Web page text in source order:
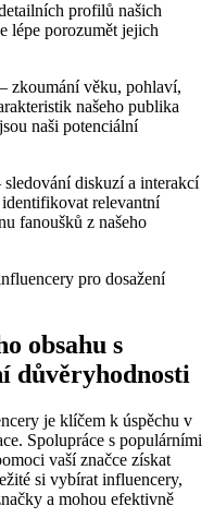
profilů našich
lépe porozumět jejich
zkoumání věku, pohlaví,
našeho publika
naši potenciální
diskuzí a interakcí
relevantní
fanoušků z našeho
obsahu s
důvěryhodnosti
je klíčem k úspěchu v
Spolupráce s populárními
vaší značce získat
si vybírat influencery,
a mohou efektivně